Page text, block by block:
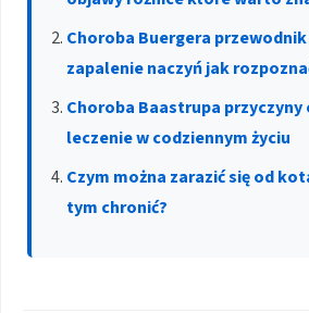
Choroba Buergera
zapalenie naczyń jak
Choroba Baastrupa przyczyny
leczenie w codziennym życiu
Czym można zarazić się od
tym chronić?